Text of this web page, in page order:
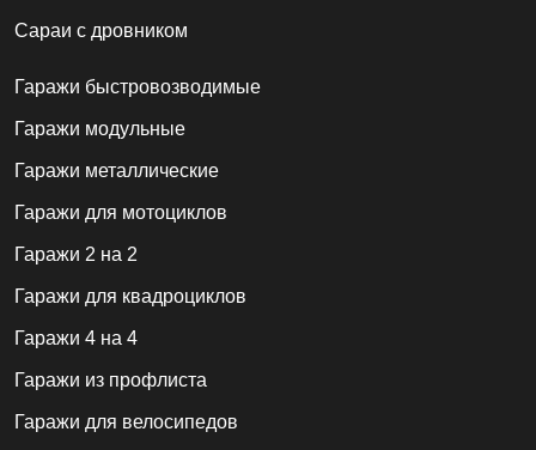
Сараи с дровником
Гаражи быстровозводимые
Гаражи модульные
Гаражи металлические
Гаражи для мотоциклов
Гаражи 2 на 2
Гаражи для квадроциклов
Гаражи 4 на 4
Гаражи из профлиста
Гаражи для велосипедов